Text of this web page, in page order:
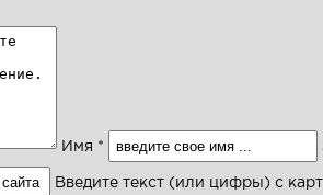
Имя *
Введите текст (или цифры) с